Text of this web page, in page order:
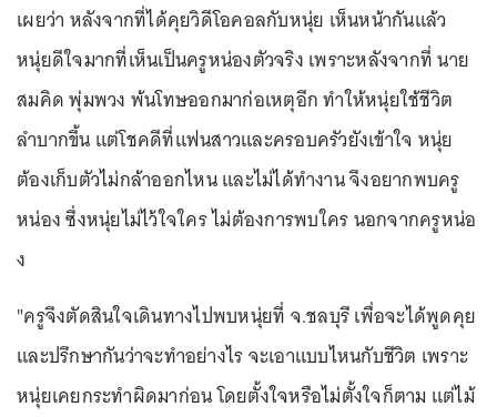
เผยว่า หลังจากที่ได้คุยวิดีโอคอลกับหนุ่ย เห็นหน้ากันแล้ว
หนุ่ยดีใจมากที่เห็นเป็นครูหน่องตัวจริง เพราะหลังจากที่ นาย
สมคิด พุ่มพวง พ้นโทษออกมาก่อเหตุอีก ทำให้หนุ่ยใช้ชีวิต
ลำบากขึ้น แต่โชคดีที่แฟนสาวและครอบครัวยังเข้าใจ หนุ่ย
ต้องเก็บตัวไม่กล้าออกไหน และไม่ได้ทำงาน จึงอยากพบครู
หน่อง ซึ่งหนุ่ยไม่ไว้ใจใคร ไม่ต้องการพบใคร นอกจากครูหน่อ
ง
"ครูจึงตัดสินใจเดินทางไปพบหนุ่ยที่ จ.ชลบุรี เพื่อจะได้พูดคุย
และปรึกษากันว่าจะทำอย่างไร จะเอาแบบไหนกับชีวิต เพราะ
หนุ่ยเคยกระทำผิดมาก่อน โดยตั้งใจหรือไม่ตั้งใจก็ตาม แต่ไม้